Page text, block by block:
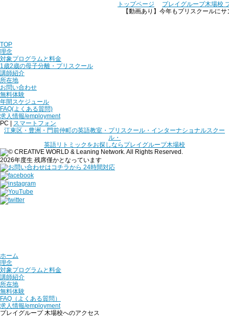
トップページ
プレイグループ木場校
【動画あり】今年もプリスクールに
TOP
理念
対象プログラムと料金
1歳2歳の母子分離・プリスクール
講師紹介
所在地
お問い合わせ
無料体験
年間スケジュール
FAQ(よくある質問)
求人情報/employment
PC | スマートフォン
江東区・豊洲・門前仲町の英語教室・プリスクール・インターナショナルスクー
ル・
英語リトミックをお探しならプレイグループ木場校
2026年度生 残席僅かとなっています
ホーム
理念
対象プログラムと料金
講師紹介
所在地
無料体験
FAQ（よくある質問）
求人情報/employment
プレイグループ 木場校へのアクセス